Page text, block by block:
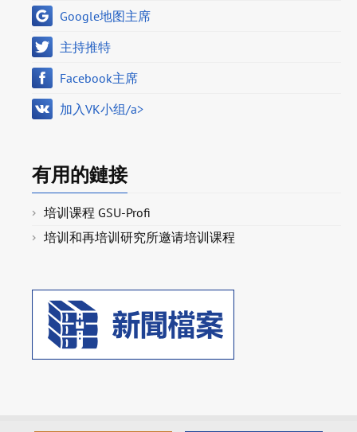
Google地图主席
主持推特
Facebook主席
加入VK小组/a>
有用的鏈接
培训课程 GSU-Profi
培训和再培训研究所邀请培训课程